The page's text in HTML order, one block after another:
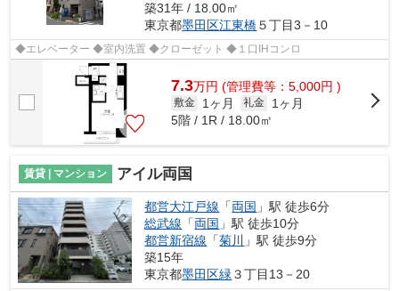
築31年 / 18.00㎡
東京都墨田区江東橋５丁目3－10
◆エレベーター ◆室内洗置 ◆クローゼット ◆１口IHコンロ
7.3万円 (管理費等：5,000円 )
敷金 1ヶ月 礼金
1ヶ月
5階 / 1R / 18.00㎡
賃貸 | マンション アイル両国
都営大江戸線 「両国 」駅 徒歩6分
総武線 「両国 」駅 徒歩10分
都営新宿線 「菊川
」駅 徒歩9分
築15年
東京都墨田区緑 ３丁目13－20